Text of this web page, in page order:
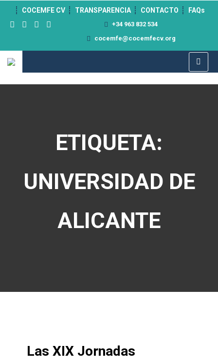
COCEMFE CV TRANSPARENCIA CONTACTO FAQs
+34 963 832 534
cocemfe@cocemfecv.org
ETIQUETA:
UNIVERSIDAD DE
ALICANTE
Las XIX Jornadas